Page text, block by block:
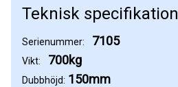
Teknisk specifikation
Serienummer: 7105
Vikt: 700kg
Dubbhöjd: 150mm